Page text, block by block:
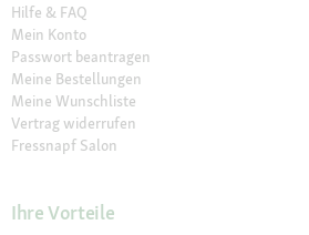
Hilfe & FAQ
Mein Konto
Passwort beantragen
Meine Bestellungen
Meine Wunschliste
Vertrag widerrufen
Fressnapf Salon
Ihre Vorteile